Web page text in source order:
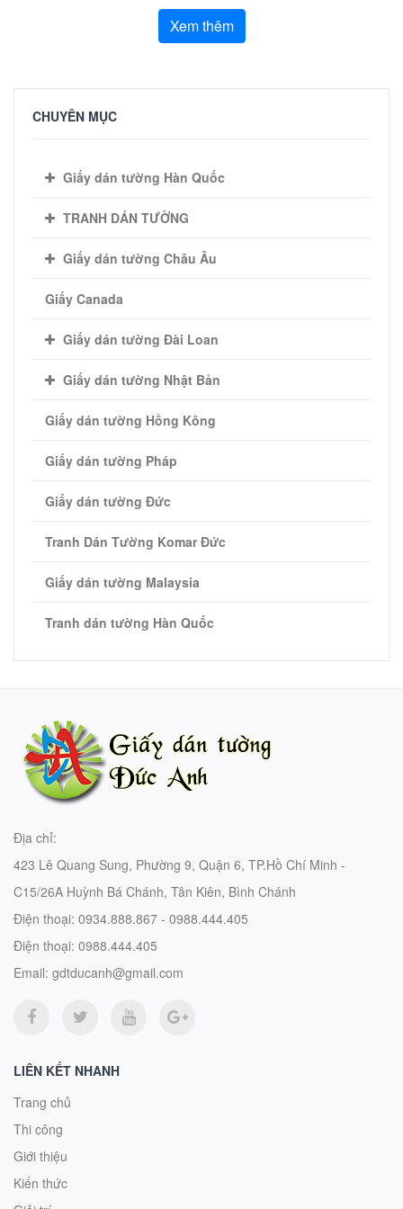
CHUYÊN MỤC
Giấy dán tường Hàn Quốc
TRANH DÁN TƯỜNG
Giấy dán tường Châu Âu
Giấy Canada
Giấy dán tường Đài Loan
Giấy dán tường Nhật Bản
Giấy dán tường Hồng Kông
Giấy dán tường Pháp
Giấy dán tường Đức
Tranh Dán Tường Komar Đức
Giấy dán tường Malaysia
Tranh dán tường Hàn Quốc
Xem thêm
Địa chỉ:
423 Lê Quang Sung, Phường 9, Quận 6, TP.Hồ Chí Minh -
C15/26A Huỳnh Bá Chánh, Tân Kiên, Bình Chánh
Điện thoại: 0934.888.867 - 0988.444.405
Điện thoại: 0988.444.405
Email: gdtducanh@gmail.com
LIÊN KẾT NHANH
Trang chủ
Thi công
Giới thiệu
Kiến thức